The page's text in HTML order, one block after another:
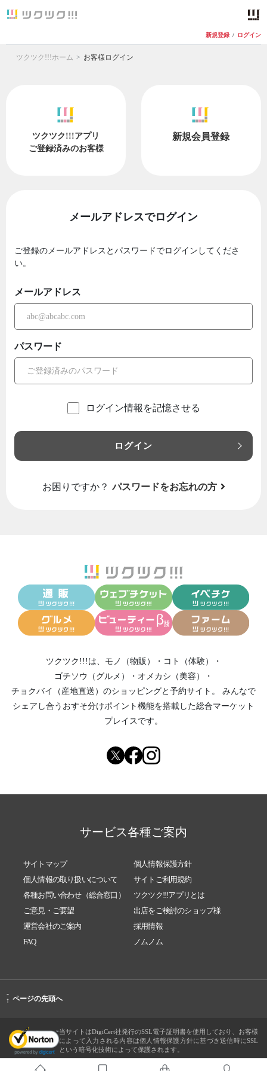
新規登録 / ログイン
ツクツク!!!ホーム お客様ログイン
ツクツク!!!アプリ
ご登録済みのお客様
新規会員登録
メールアドレスでログイン
ご登録のメールアドレスとパスワードでログインしてくださ
い。
メールアドレス
パスワード
ログイン情報を記憶させる
ログイン
お困りですか？ パスワードをお忘れの方
ツクツク!!!は、 モノ（物販） ・ コト（体験）
・
ゴチソウ（グルメ）
・ オメカシ（美容）
・
チョクバイ（産地直送） のショッピングと予約サイト。
みんなで
シェアし合う おすそ分けポイント機能を搭載した総合マーケット
プレイスです。
サービス各種ご案内
サイトマップ
個人情報保護方針
個人情報の取り扱いについて
サイトご利用規約
各種お問い合わせ（総合窓口）
ツクツク!!!アプリとは
ご意見・ご要望
出店をご検討のショップ様
運営会社のご案内
採用情報
FAQ
ノムノム
-
↑ ページの先頭へ
当サイトはDigiCert社発行のSSL電子証明書を使用しており、お客様
によって入力される内容は個人情報保護方針に基づき送信時にSSL
という暗号化技術によって保護されます。